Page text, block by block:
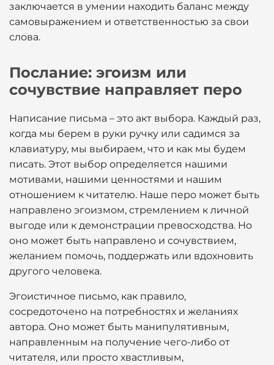
заключается в умении находить баланс между
самовыражением и ответственностью за свои
слова.
Послание: эгоизм или
сочувствие направляет перо
Написание письма – это акт выбора. Каждый раз,
когда мы берем в руки ручку или садимся за
клавиатуру, мы выбираем, что и как мы будем
писать. Этот выбор определяется нашими
мотивами, нашими ценностями и нашим
отношением к читателю. Наше перо может быть
направлено эгоизмом, стремлением к личной
выгоде или к демонстрации превосходства. Но
оно может быть направлено и сочувствием,
желанием помочь, поддержать или вдохновить
другого человека.
Эгоистичное письмо, как правило,
сосредоточено на потребностях и желаниях
автора. Оно может быть манипулятивным,
направленным на получение чего-либо от
читателя, или просто хвастливым,